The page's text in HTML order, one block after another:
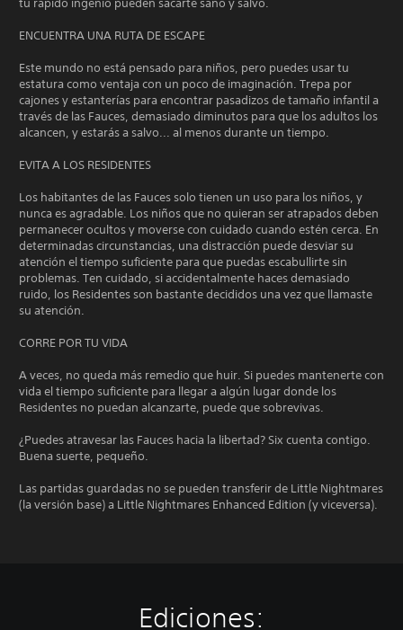
tu rápido ingenio pueden sacarte sano y salvo.
ENCUENTRA UNA RUTA DE ESCAPE
Este mundo no está pensado para niños, pero puedes usar tu
estatura como ventaja con un poco de imaginación. Trepa por
cajones y estanterías para encontrar pasadizos de tamaño infantil a
través de las Fauces, demasiado diminutos para que los adultos los
alcancen, y estarás a salvo... al menos durante un tiempo.
EVITA A LOS RESIDENTES
Los habitantes de las Fauces solo tienen un uso para los niños, y
nunca es agradable. Los niños que no quieran ser atrapados deben
permanecer ocultos y moverse con cuidado cuando estén cerca. En
determinadas circunstancias, una distracción puede desviar su
atención el tiempo suficiente para que puedas escabullirte sin
problemas. Ten cuidado, si accidentalmente haces demasiado
ruido, los Residentes son bastante decididos una vez que llamaste
su atención.
CORRE POR TU VIDA
A veces, no queda más remedio que huir. Si puedes mantenerte con
vida el tiempo suficiente para llegar a algún lugar donde los
Residentes no puedan alcanzarte, puede que sobrevivas.
¿Puedes atravesar las Fauces hacia la libertad? Six cuenta contigo.
Buena suerte, pequeño.
Las partidas guardadas no se pueden transferir de Little Nightmares
(la versión base) a Little Nightmares Enhanced Edition (y viceversa).
Ediciones: